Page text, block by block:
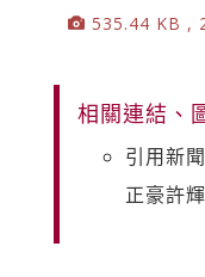
535.44 KB ,
相關連結、
引用新
正豪許